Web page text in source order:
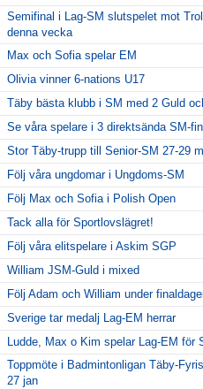
Semifinal i Lag-SM slutspelet mot
denna vecka
Max och Sofia spelar EM
Olivia vinner 6-nations U17
Täby bästa klubb i SM med 2 Guld
Se våra spelare i 3 direktsända SM-
Stor Täby-trupp till Senior-SM 27-29
Följ våra ungdomar i Ungdoms-SM
Följ Max och Sofia i Polish Open
Tack alla för Sportlovslägret!
Följ våra elitspelare i Askim SGP
William JSM-Guld i mixed
Följ Adam och William under
Sverige tar medalj Lag-EM herrar
Ludde, Max o Kim spelar Lag-EM för
Toppmöte i Badmintonligan Täby-
27 jan